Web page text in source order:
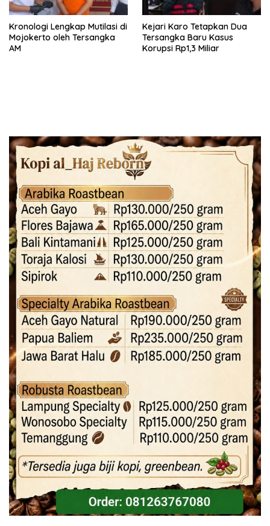
Kronologi Lengkap Mutilasi di
Mojokerto oleh Tersangka
AM
Kejari Karo Tetapkan Dua
Tersangka Baru Kasus
Korupsi Rp1,3 Miliar